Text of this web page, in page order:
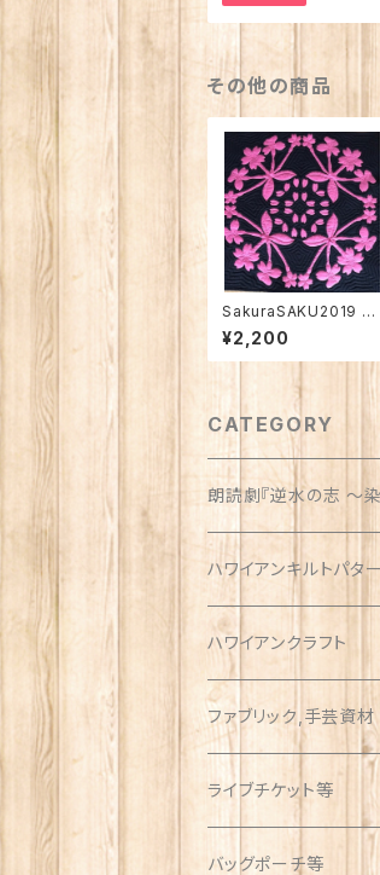
その他の商品
SakuraSAKU2019 ハ
ワイアンキルトパターン
¥2,200
CATEGORY
朗読劇『逆水の志 〜
ハワイアンキルトパタ
ウォールサイズ（約1m）
ハワイアンクラフト
ファブリック,手芸資材
ハワイアン
オックス
アソート
ライブチケット等
バッグポーチ等